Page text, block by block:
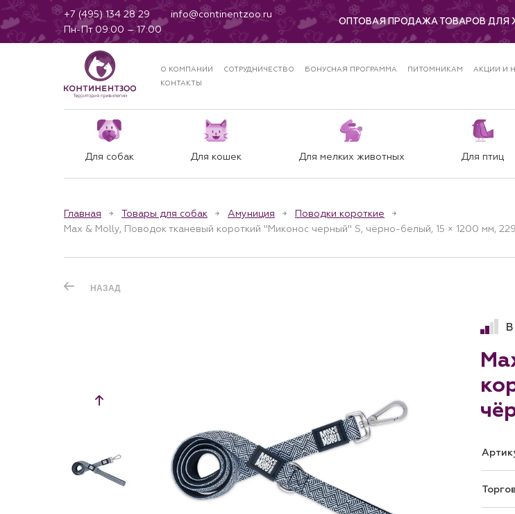
+7 (495) 134 28 29
info@continentzoo.ru
Пн-Пт 09:00 – 17:00
ОПТОВАЯ ПРОДАЖА ТОВАРОВ ДЛЯ
О КОМПАНИИ СОТРУДНИЧЕСТВО БОНУСНАЯ ПРОГРАММА ПИТОМНИКАМ АКЦИИ И
КОНТАКТЫ
Для собак Для кошек Для мелких животных Для птиц
Главная Товары для собак Амуниция
Поводки короткие
Max & Molly, Поводок тканевый короткий "Миконос черный" S, чёрно-белый, 15 × 1200 мм,
НАЗАД